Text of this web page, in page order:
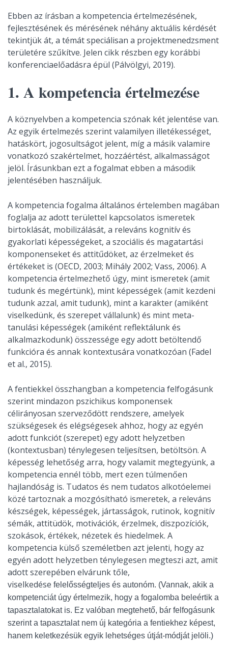
Ebben az írásban a kompetencia értelmezésének,
fejlesztésének és mérésének néhány aktuális kérdését
tekintjük át, a témát speciálisan a projektmenedzsment
területére szűkítve. Jelen cikk részben egy korábbi
konferenciaelőadásra épül (Pálvölgyi, 2019).
1. A kompetencia értelmezése
A köznyelvben a kompetencia szónak két jelentése van.
Az egyik értelmezés szerint valamilyen illetékességet,
hatáskört, jogosultságot jelent, míg a másik valamire
vonatkozó szakértelmet, hozzáértést, alkalmasságot
jelöl. Írásunkban ezt a fogalmat ebben a második
jelentésében használjuk.
A kompetencia fogalma általános értelemben magában
foglalja az adott területtel kapcsolatos ismeretek
birtoklását, mobilizálását, a releváns kognitív és
gyakorlati képességeket, a szociális és magatartási
komponenseket és attitűdöket, az érzelmeket és
értékeket is (OECD, 2003; Mihály 2002; Vass, 2006). A
kompetencia értelmezhető úgy, mint ismeretek (amit
tudunk és megértünk), mint képességek (amit kezdeni
tudunk azzal, amit tudunk), mint a karakter (amiként
viselkedünk, és szerepet vállalunk) és mint meta-
tanulási képességek (amiként reflektálunk és
alkalmazkodunk) összessége egy adott betöltendő
funkcióra és annak kontextusára vonatkozóan (Fadel
et al., 2015).
A fentiekkel összhangban a kompetencia felfogásunk
szerint mindazon pszichikus komponensek
célirányosan szerveződött rendszere, amelyek
szükségesek és elégségesek ahhoz, hogy az egyén
adott funkciót (szerepet) egy adott helyzetben
(kontextusban) ténylegesen teljesítsen, betöltsön. A
képesség lehetőség arra, hogy valamit megtegyünk, a
kompetencia ennél több, mert ezen túlmenően
hajlandóság is. Tudatos és nem tudatos alkotóelemei
közé tartoznak a mozgósítható ismeretek, a releváns
készségek, képességek, jártasságok, rutinok, kognitív
sémák, attitüdök, motivációk, érzelmek, diszpozíciók,
szokások, értékek, nézetek és hiedelmek. A
kompetencia külső személetben azt jelenti, hogy az
egyén adott helyzetben ténylegesen megteszi azt, amit
adott szerepében elvárunk tőle,
viselkedése felelősségteljes és autonóm. (Vannak, akik a
kompetenciát úgy értelmezik, hogy a fogalomba beleértik a
tapasztalatokat is. Ez valóban megtehető, bár felfogásunk
szerint a tapasztalat nem új kategória a fentiekhez képest,
hanem keletkezésük egyik lehetséges útját-módját jelöli.)